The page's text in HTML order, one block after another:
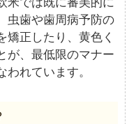
虫歯や歯周病予防の
矯正したり、黄色く
が、最低限のマナー
われています。